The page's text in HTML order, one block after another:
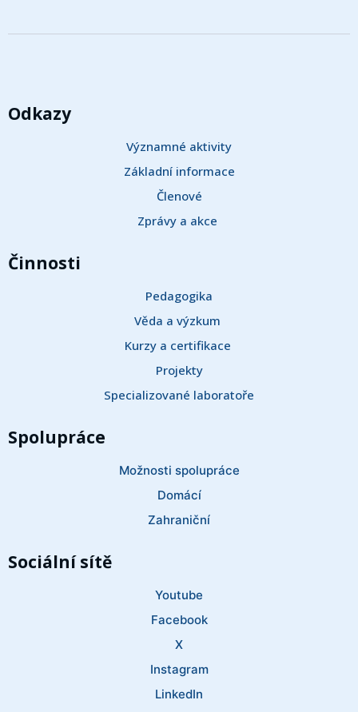
Odkazy
Významné aktivity
Základní informace
Členové
Zprávy a akce
Činnosti
Pedagogika
Věda a výzkum
Kurzy a certifikace
Projekty
Specializované laboratoře
Spolupráce
Možnosti spolupráce
Domácí
Zahraniční
Sociální sítě
Youtube
Facebook
X
Instagram
LinkedIn